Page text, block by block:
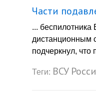
Части
...
дистанционным
подчеркнул, что
Теги: ВСУ